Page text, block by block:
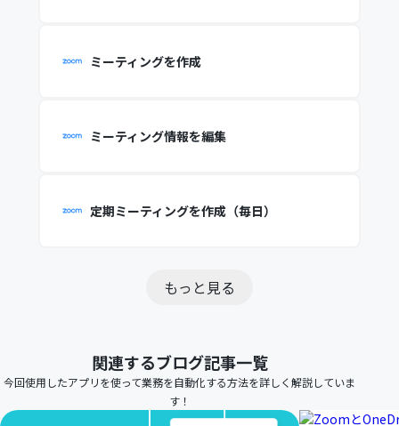
ミーティングを作成
ミーティング情報を編集
定期ミーティングを作成（毎日）
もっと見る
関連するブログ記事一覧
今回使用したアプリを使って業務を自動化する方法を詳しく解説していま
す！